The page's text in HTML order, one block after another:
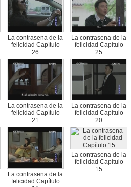
La contrasena de la
felicidad Capítulo
26
La contrasena de la
felicidad Capítulo
25
La contrasena de la
felicidad Capítulo
21
La contrasena de la
felicidad Capítulo
20
La contrasena de la
felicidad Capítulo
La contrasena de la
felicidad Capítulo
15